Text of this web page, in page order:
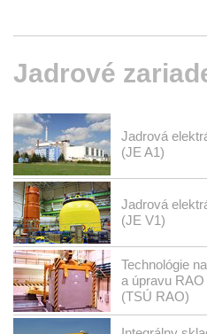
Jadrové
Jadrová
(JE A1)
Jadrová
(JE V1)
Technológie
a úpravu RAO
(TSÚ RAO)